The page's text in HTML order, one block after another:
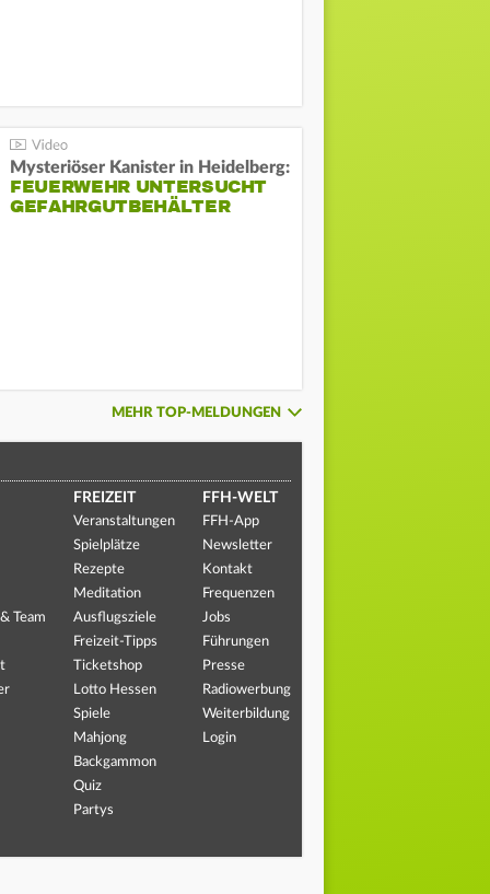
Mysteriöser Kanister in Heidelberg:
FEUERWEHR UNTERSUCHT
GEFAHRGUTBEHÄLTER
MEHR TOP-MELDUNGEN
Team
FREIZEIT
Veranstaltungen
Spielplätze
Rezepte
Meditation
Ausflugsziele
Freizeit-Tipps
Ticketshop
Lotto Hessen
Spiele
Mahjong
Backgammon
Quiz
Partys
FFH-WELT
FFH-App
Newsletter
Kontakt
Frequenzen
Jobs
Führungen
Presse
Radiowerbung
Weiterbildung
Login